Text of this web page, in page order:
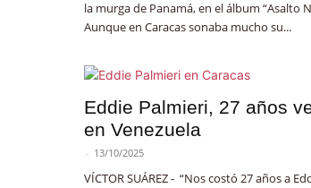
la murga de Panamá, en el álbum “Asalto
Aunque en Caracas sonaba mucho su...
Eddie Palmieri, 27 años
en Venezuela
- 13/10/2025
VÍCTOR SUÁREZ - “Nos costó 27 años a